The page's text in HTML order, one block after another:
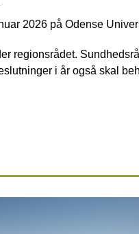
2026 på Odense
regionsrådet.
i år også skal